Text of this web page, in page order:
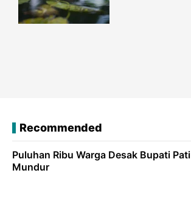
Recommended
Puluhan Ribu Warga Desak Bupati Pati
Mundur